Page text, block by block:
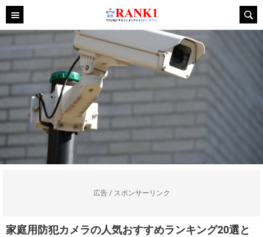
広告 / スポンサーリンク
家庭用防犯カメラの人気おすすめランキング20選と